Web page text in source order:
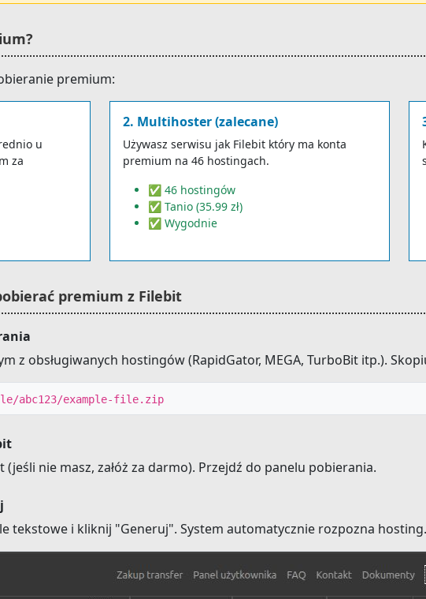
premium:
u
za
2. Multihoster (zalecane)
Używasz serwisu jak Filebit który ma konta
premium na 46 hostingach.
✅ 46 hostingów
✅ Tanio (35.99 zł)
✅ Wygodnie
premium z Filebit
z obsługiwanych hostingów (RapidGator, MEGA, TurboBit itp.).
abc123/example-file.zip
nie masz, załóż za darmo). Przejdź do panelu pobierania.
tekstowe i kliknij "Generuj". System automatycznie rozpozna hosting.